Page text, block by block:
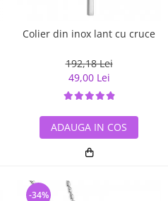
Colier din inox lant cu cruce
192,18 Lei
49,00 Lei
ADAUGA IN COS
-34%